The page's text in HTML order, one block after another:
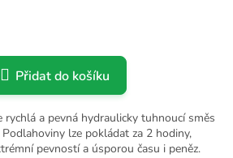
Přidat do košíku
rychlá a pevná hydraulicky tuhnoucí směs
lze pokládat za 2 hodiny,
pevností a úsporou času i peněz.